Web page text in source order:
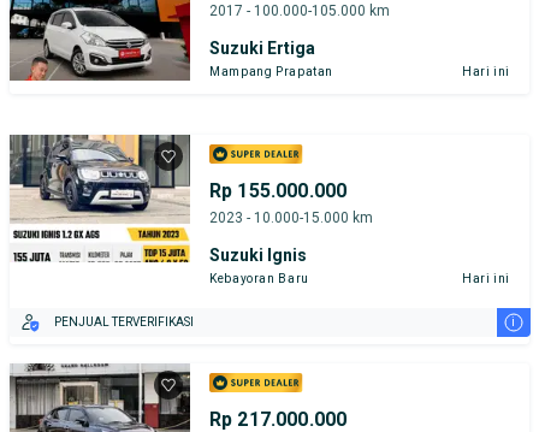
2017 - 100.000-105.000 km
Suzuki Ertiga
Mampang Prapatan Hari ini
Rp 155.000.000
2023 - 10.000-15.000 km
Suzuki Ignis
Kebayoran Baru Hari ini
PENJUAL TERVERIFIKASI i
Rp 217.000.000